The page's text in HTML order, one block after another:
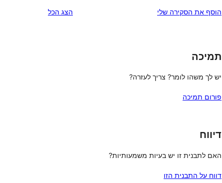
reviews
star
הוסף את הסקירה שלי הצג הכל
תמיכה
יש לך משהו לומר? צריך לעזרה?
פורום תמיכה
דיווח
האם לתבנית זו יש בעיות משמעותיות?
דווח על התבנית הזו